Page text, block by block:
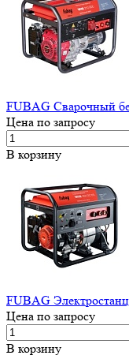
FUBAG Сварочный
Цена по запросу
В корзину
FUBAG
Цена по запросу
В корзину